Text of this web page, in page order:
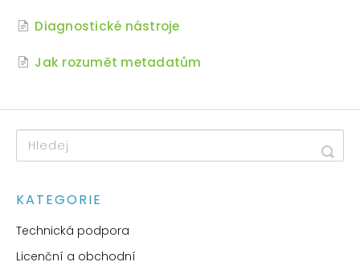
Diagnostické nástroje
Jak rozumět metadatům
KATEGORIE
Technická podpora
Licenční a obchodní